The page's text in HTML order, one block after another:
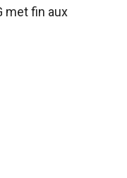
met fin aux